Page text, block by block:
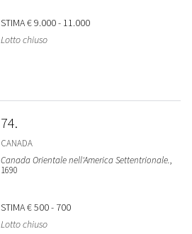
STIMA€ 9.000 - 11.000
Lotto chiuso
74
CANADA
Canada Orientale nell'America Settentrionale.,
1690
STIMA€ 500 - 700
Lotto chiuso